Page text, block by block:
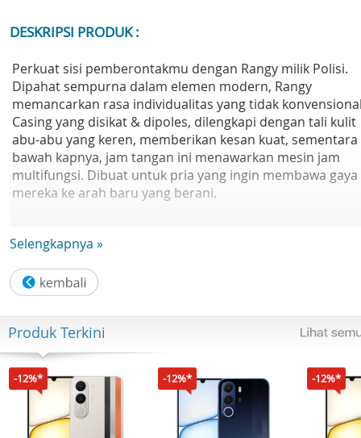
DESKRIPSI PRODUK :
Perkuat sisi pemberontakmu dengan Rangy milik Polisi.
Dipahat sempurna dalam elemen modern, Rangy
memancarkan rasa individualitas yang tidak
Casing yang disikat & dipoles, dilengkapi dengan tali kulit
abu-abu yang keren, memberikan kesan kuat, sementara
bawah kapnya, jam tangan ini menawarkan mesin jam
multifungsi. Dibuat untuk pria yang ingin membawa gaya
mereka ke arah baru yang berani.
Warna Kotak: Baja
Bahan Kasus: Logam
Fitur: Multifungsi
Tahan Air: 5 (ATM)
Warna Pita: Abu-abu
Garansi Resmi 2 Tahun
Selengkapnya »
Produk Terkini
-12%* -12%* -12%*